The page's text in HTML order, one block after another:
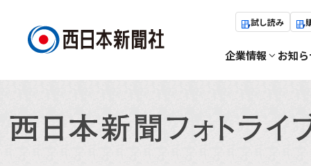
試し読み
企業情報 お知